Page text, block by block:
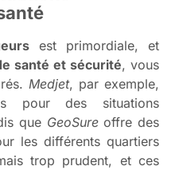
est primordiale, et
santé et sécurité, vous
Medjet, par exemple,
pour des situations
que GeoSureoffre des
les différents quartiers
trop prudent, et ces